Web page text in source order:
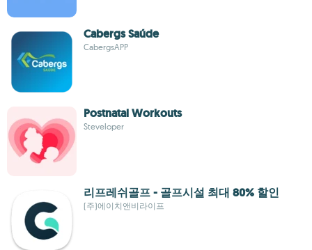
Cabergs Saúde
CabergsAPP
Postnatal Workouts
Steveloper
리프레쉬골프 - 골프시설 최대 80% 할인
(주)에이치앤비라이프